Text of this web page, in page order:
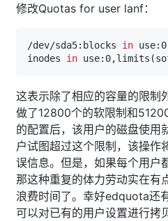
修改Quotas for user lanf：
/dev/sda5:blocks in
inodes in use:0,limits (
这表示除了相应的容量的限制
做了12800个的软限制和
的配置后，该用户的磁盘使用
户试图超过这个限制，该操作
误信息。但是，如果每个用户
那这种重复的体力劳动实在有
浪费时间了。幸好edquota还
可以对已有的用户设置进行拷